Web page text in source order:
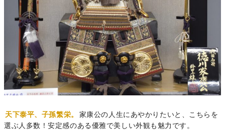
天下泰平、子孫繁栄。
家康公の人生にあやかりたいと、こちらを
選ぶ人多数！安定感のある優雅で美しい外観も魅力です。